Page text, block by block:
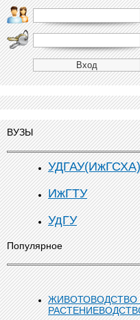
ВУЗЫ
УДГАУ(ИжГСХА)
ИжГТУ
УдГУ
Популярное
ЖИВОТОВОДСТВО